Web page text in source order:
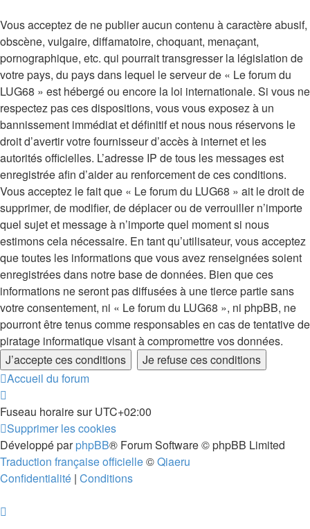
Vous acceptez de ne publier aucun contenu à caractère abusif,
obscène, vulgaire, diffamatoire, choquant, menaçant,
pornographique, etc. qui pourrait transgresser la législation de
votre pays, du pays dans lequel le serveur de « Le forum du
LUG68 » est hébergé ou encore la loi internationale. Si vous ne
respectez pas ces dispositions, vous vous exposez à un
bannissement immédiat et définitif et nous nous réservons le
droit d’avertir votre fournisseur d’accès à internet et les
autorités officielles. L’adresse IP de tous les messages est
enregistrée afin d’aider au renforcement de ces conditions.
Vous acceptez le fait que « Le forum du LUG68 » ait le droit de
supprimer, de modifier, de déplacer ou de verrouiller n’importe
quel sujet et message à n’importe quel moment si nous
estimons cela nécessaire. En tant qu’utilisateur, vous acceptez
que toutes les informations que vous avez renseignées soient
enregistrées dans notre base de données. Bien que ces
informations ne seront pas diffusées à une tierce partie sans
votre consentement, ni « Le forum du LUG68 », ni phpBB, ne
pourront être tenus comme responsables en cas de tentative de
piratage informatique visant à compromettre vos données.
Accueil du forum
Fuseau horaire surUTC+02:00
Supprimer les cookies
Développé parphpBB® Forum Software © phpBB Limited
Traduction française officielle©Qiaeru
Confidentialité | Conditions